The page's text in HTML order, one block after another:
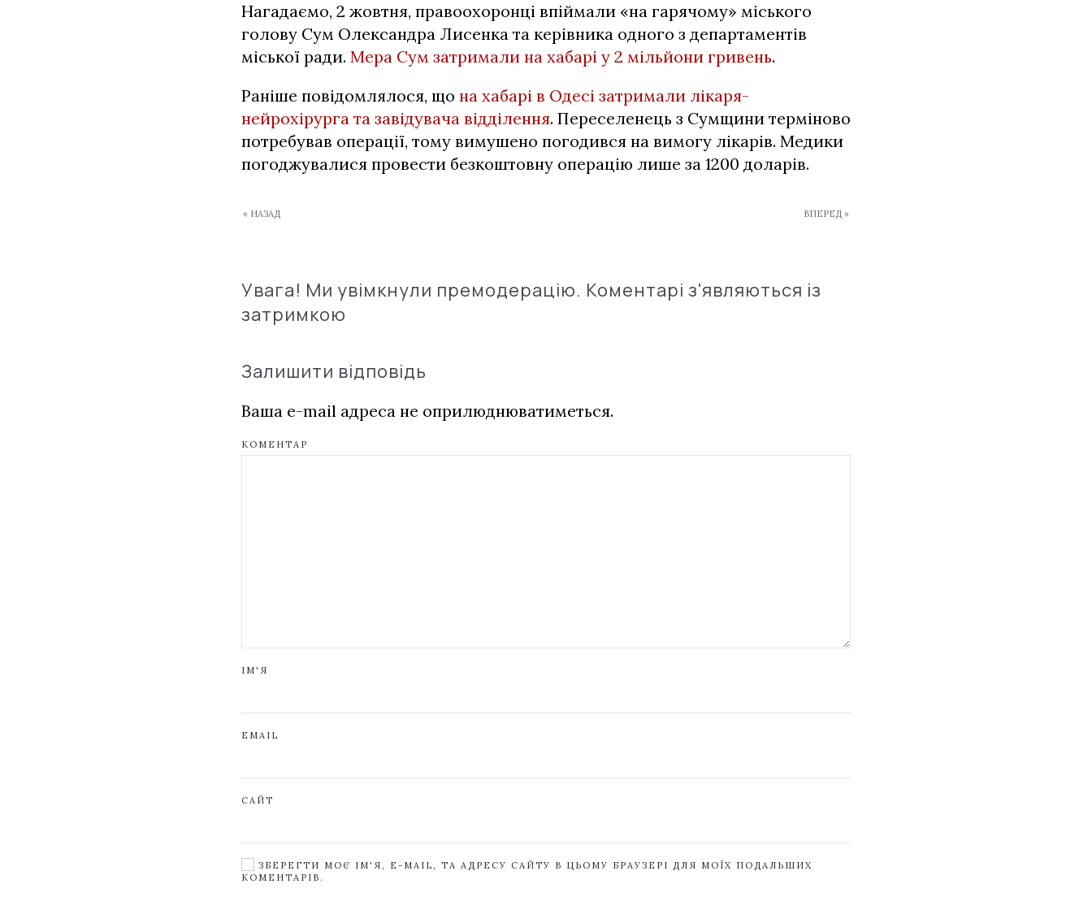
Нагадаємо, 2 жовтня, правоохоронці впіймали «на гарячому» міського
голову Сум Олександра Лисенка та керівника одного з департаментів
міської ради. Мера Сум затримали на хабарі у 2 мільйони гривень.
Раніше повідомлялося, що на хабарі в Одесі затримали лікаря-
нейрохірурга та завідувача відділення. Переселенець з Сумщини терміново
потребував операції, тому вимушено погодився на вимогу лікарів. Медики
погоджувалися провести безкоштовну операцію лише за 1200 доларів.
« НАЗАД ВПЕРЕД »
Увага! Ми увімкнули премодерацію. Коментарі з'являються із
затримкою
Залишити відповідь
Ваша e-mail адреса не оприлюднюватиметься.
КОМЕНТАР
ІМ'Я
EMAIL
САЙТ
ЗБЕРЕГТИ МОЄ ІМ'Я, E-MAIL, ТА АДРЕСУ САЙТУ В ЦЬОМУ БРАУЗЕРІ ДЛЯ МОЇХ ПОДАЛЬШИХ
КОМЕНТАРІВ.